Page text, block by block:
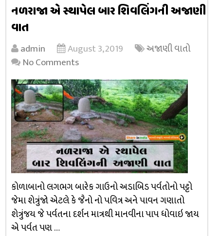
નળરાજા એ સ્થાપેલ બાર શિવલિંગની અજાણી
વાત
admin August 3, 2019
અજાણી વાતો
No Comments
કોળાબાનો લગભગ બારેક ગાઉનો અડાબિડ પર્વતોનો પટ્ટો
જેમા શેત્રુંજો એટલે કે જૈનો નો પવિત્ર અને પાવન ગણાતો
શેત્રુંજય જે પર્વતના દર્શન માત્રથી માનવીના પાપ ધોવાઇ જાય
એ પર્વત પણ …